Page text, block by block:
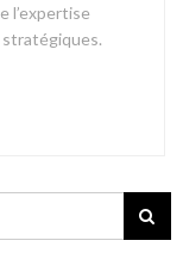
l’expertise
stratégiques.